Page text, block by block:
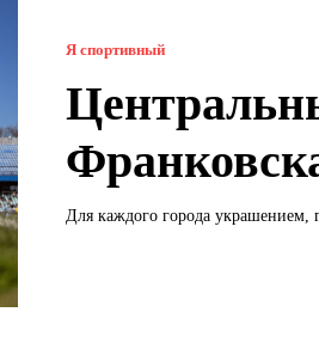
Я спортивный
Для каждого города украшением,